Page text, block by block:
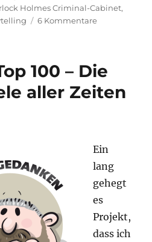
Holmes Criminal-Cabinet,
6 Kommentarezu
100 – Die
aller Zeiten
Ein
lang
gehegt
es
Projekt,
dass ich